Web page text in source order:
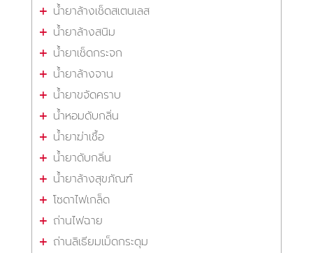
น้ำยาล้างเช็ดสเตนเลส
น้ำยาล้างสนิม
น้ำยาเช็ดกระจก
น้ำยาล้างจาน
น้ำยาขจัดคราบ
น้ำหอมดับกลิ่น
น้ำยาฆ่าเชื้อ
น้ำยาดับกลิ่น
น้ำยาล้างสุขภัณฑ์
โซดาไฟเกล็ด
ถ่านไฟฉาย
ถ่านลิเธียมเม็ดกระดุม